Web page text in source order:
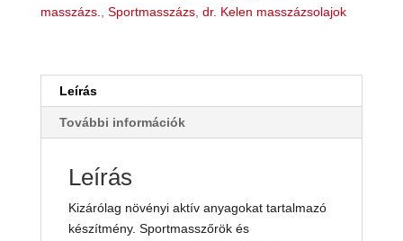
masszázs., Sportmasszázs, dr. Kelen masszázsolajok
Leírás
További információk
Leírás
Kizárólag növényi aktív anyagokat tartalmazó
készítmény. Sportmasszőrök és